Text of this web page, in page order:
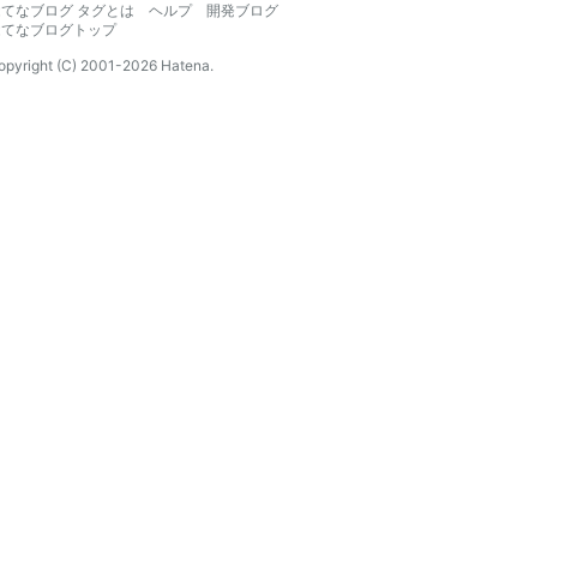
なブログ タグとは
ヘルプ
開発ブログ
なブログトップ
(C) 2001-2026 Hatena.